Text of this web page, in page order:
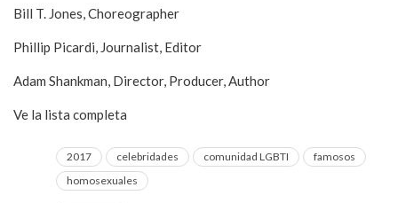
Bill T. Jones, Choreographer
Phillip Picardi, Journalist, Editor
Adam Shankman, Director, Producer, Author
Ve la lista completa
2017 celebridades comunidad LGBTI
famosos
homosexuales